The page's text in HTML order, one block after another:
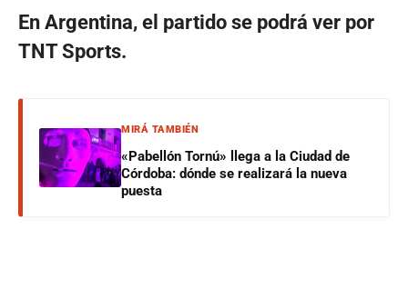
En Argentina, el partido se podrá ver por
TNT Sports.
MIRÁ TAMBIÉN
«Pabellón Tornú» llega a la Ciudad de
Córdoba: dónde se realizará la nueva
puesta